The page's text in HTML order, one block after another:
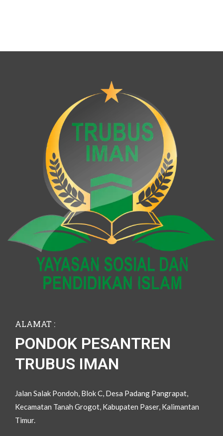
ALAMAT :
PONDOK PESANTREN
TRUBUS IMAN
Jalan Salak Pondoh, Blok C, Desa Padang Pangrapat,
Kecamatan Tanah Grogot, Kabupaten Paser, Kalimantan
Timur.